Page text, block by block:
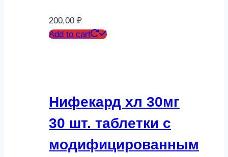
200,00 ₽
Add to cart
Нифекард хл 30мг
30 шт. таблетки с
модифицированным